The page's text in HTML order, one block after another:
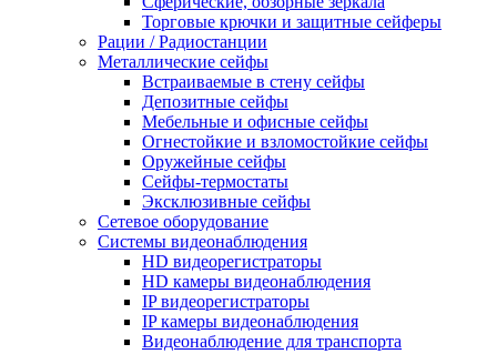
Торговые крючки и защитные сейферы
Рации / Радиостанции
Металлические сейфы
Встраиваемые в стену сейфы
Депозитные сейфы
Мебельные и офисные сейфы
Огнестойкие и взломостойкие сейфы
Оружейные сейфы
Сейфы-термостаты
Эксклюзивные сейфы
Сетевое оборудование
Системы видеонаблюдения
HD видеорегистраторы
HD камеры видеонаблюдения
IP видеорегистраторы
IP камеры видеонаблюдения
Видеонаблюдение для транспорта